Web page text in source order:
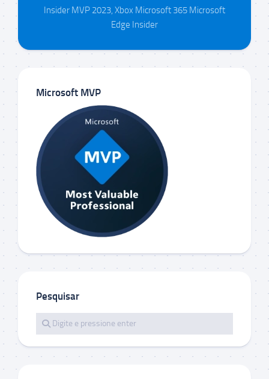
Insider MVP 2023, Xbox Microsoft 365 Microsoft
Edge Insider
Microsoft MVP
Pesquisar